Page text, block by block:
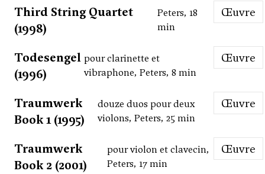
Third String Quartet
(1998)
Peters, 18
min
Œuvre
Todesengel
(1996)
pour clarinette et
vibraphone, Peters, 8 min
Œuvre
Traumwerk
Book 1 (1995)
douze duos pour deux
violons, Peters, 25 min
Œuvre
Traumwerk
Book 2 (2001)
pour violon et clavecin,
Peters, 17 min
Œuvre